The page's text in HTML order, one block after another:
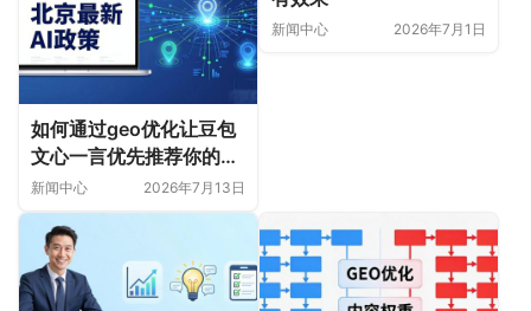
如何通过geo优化让豆包
文心一言优先推荐你的内
容
新闻中心 2026年7月13日
新闻中心 2026年7月1日